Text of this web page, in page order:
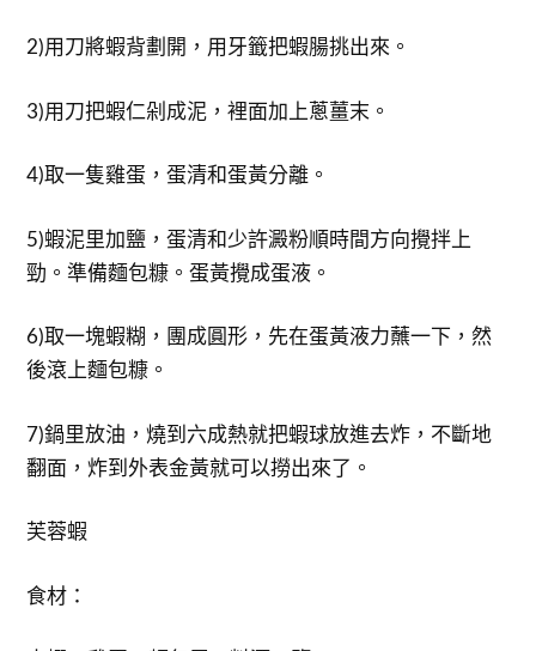
2)用刀將蝦背劃開，用牙籤把蝦腸挑出來。
3)用刀把蝦仁剁成泥，裡面加上蔥薑末。
4)取一隻雞蛋，蛋清和蛋黃分離。
5)蝦泥里加鹽，蛋清和少許澱粉順時間方向攪拌上
勁。準備麵包糠。蛋黃攪成蛋液。
6)取一塊蝦糊，團成圓形，先在蛋黃液力蘸一下，然
後滾上麵包糠。
7)鍋里放油，燒到六成熱就把蝦球放進去炸，不斷地
翻面，炸到外表金黃就可以撈出來了。
芙蓉蝦
食材：